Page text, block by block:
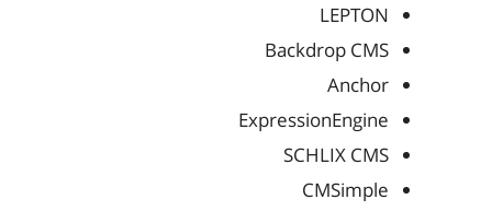
LEPTON
Backdrop CMS
Anchor
ExpressionEngine
SCHLIX CMS
CMSimple